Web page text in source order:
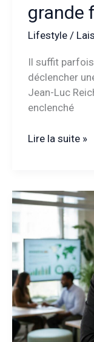
grande
Lifestyle/
Il suffit
déclencher
Jean-Luc
enclenché
Jean-
pour
fois
une
nouvelle
joie
dans
sa
Lire la suite »